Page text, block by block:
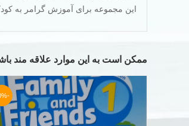
این مجموعه برای آموزش گرامر به
ممکن است به این موارد علاقه مند
-50%